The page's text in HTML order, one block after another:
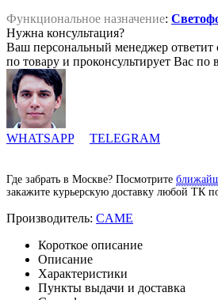
Функциональное назначение:
Нужна консультация?
Ваш персональный менеджер ответит
по товару и проконсультирует Вас по
WHATSAPP TELEGRAM
Где забрать в Москве? Посмотрите
закажите курьерскую доставку любой ТК
Производитель: CAME
Короткое описание
Описание
Характеристики
Пункты выдачи и доставка